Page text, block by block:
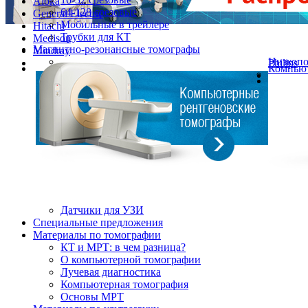
General Electric
Hitachi
Medison
Mindray
Philips
64-128 срезовые
Мобильные в трейлере
Трубки для КТ
Магнитно-резонансные томографы
Датчики для УЗИ
Cпециальные предложения
Материалы по томографии
КТ и МРТ: в чем разница?
О компьютерной томографии
Лучевая диагностика
Компьютерная томография
Основы МРТ